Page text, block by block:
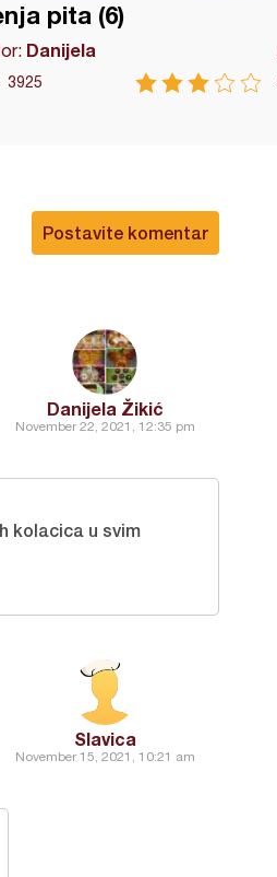
pita (6)
Danijela
3925
Postavite komentar
Danijela Žikić
November 22, 2021, 12:35 pm
kolacica u svim
Slavica
November 15, 2021, 10:21 am